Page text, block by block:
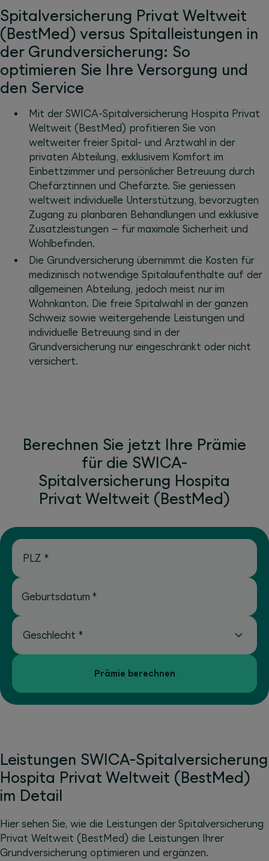
Spitalversicherung Privat Weltweit
(BestMed) versus Spitalleistungen in
der Grundversicherung: So
optimieren Sie Ihre Versorgung und
den Service
Mit der SWICA-Spitalversicherung Hospita Privat
Weltweit (BestMed) profitieren Sie von
weltweiter freier Spital- und Arztwahl in der
privaten Abteilung, exklusivem Komfort im
Einbettzimmer und persönlicher Betreuung durch
Chefärztinnen und Chefärzte. Sie geniessen
weltweit individuelle Unterstützung, bevorzugten
Zugang zu planbaren Behandlungen und exklusive
Zusatzleistungen – für maximale Sicherheit und
Wohlbefinden.
Die Grundversicherung übernimmt die Kosten für
medizinisch notwendige Spitalaufenthalte auf der
allgemeinen Abteilung, jedoch meist nur im
Wohnkanton. Die freie Spitalwahl in der ganzen
Schweiz sowie weitergehende Leistungen und
individuelle Betreuung sind in der
Grundversicherung nur eingeschränkt oder nicht
versichert.
Berechnen Sie jetzt Ihre Prämie
für die SWICA-
Spitalversicherung Hospita
Privat Weltweit (BestMed)
PLZ *
Geburtsdatum *
Geschlecht *
Prämie berechnen
Leistungen SWICA-Spitalversicherung
Hospita Privat Weltweit (BestMed)
im Detail
Hier sehen Sie, wie die Leistungen der Spitalversicherung
Privat Weltweit (BestMed) die Leistungen Ihrer
Grundversicherung optimieren und ergänzen.